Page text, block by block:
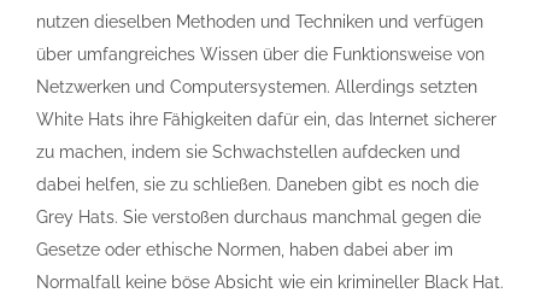
nutzen dieselben Methoden und Techniken und verfügen
über umfangreiches Wissen über die Funktionsweise von
Netzwerken und Computersystemen. Allerdings setzten
White Hats ihre Fähigkeiten dafür ein, das Internet sicherer
zu machen, indem sie Schwachstellen aufdecken und
dabei helfen, sie zu schließen. Daneben gibt es noch die
Grey Hats. Sie verstoßen durchaus manchmal gegen die
Gesetze oder ethische Normen, haben dabei aber im
Normalfall keine böse Absicht wie ein krimineller Black Hat.